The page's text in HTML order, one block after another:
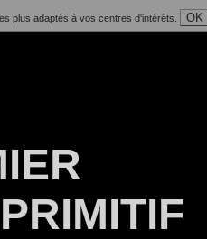
plus adaptés à vos centres d'intérêts. OK